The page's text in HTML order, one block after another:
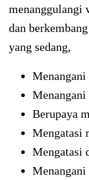
menanggulangi
dan
yang sedang,
Menangani
Menangani
Berupaya
Mengatasi
Mengatasi
Menangani